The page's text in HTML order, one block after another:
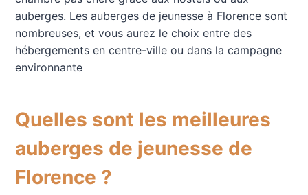
auberges. Les auberges de jeunesse à Florence sont
nombreuses, et vous aurez le choix entre des
hébergements en centre-ville ou dans la campagne
environnante
Quelles sont les meilleures
auberges de jeunesse de
Florence ?